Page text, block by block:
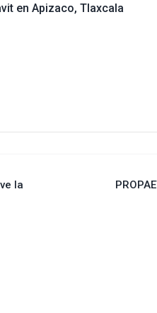
en Apizaco, Tlaxcala
la